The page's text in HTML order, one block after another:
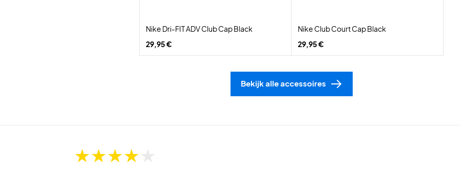
Nike Dri-FIT ADV Club Cap Black
29,95 €
Nike Club Court Cap Black
29,95 €
Bekijk alle accessoires